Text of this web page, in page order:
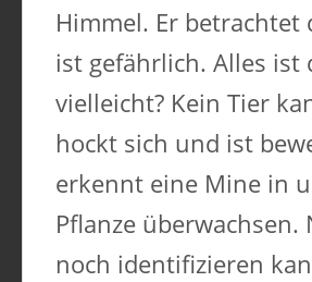
Himmel. Er betrachtet
ist gefährlich. Alles ist
vielleicht? Kein Tier
hockt sich und ist
erkennt eine Mine in
Pflanze überwachsen.
noch identifizieren